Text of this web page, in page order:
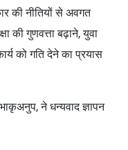
की नीतियों से अवगत
की गुणवत्ता बढ़ाने, युवा
को गति देने का प्रयास
ने धन्यवाद ज्ञापन